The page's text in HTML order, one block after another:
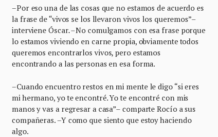
–Por eso una de las cosas que no estamos de acuerdo es
la frase de “vivos se los llevaron vivos los queremos”–
interviene Óscar. –No comulgamos con esa frase porque
lo estamos viviendo en carne propia, obviamente todos
queremos encontrarlos vivos, pero estamos
encontrando a las personas en esa forma.
–Cuando encuentro restos en mi mente le digo “si eres
mi hermano, yo te encontré. Yo te encontré con mis
manos y vas a regresar a casa”– comparte Rocío a sus
compañeras. –Y como que siento que estoy haciendo
algo.